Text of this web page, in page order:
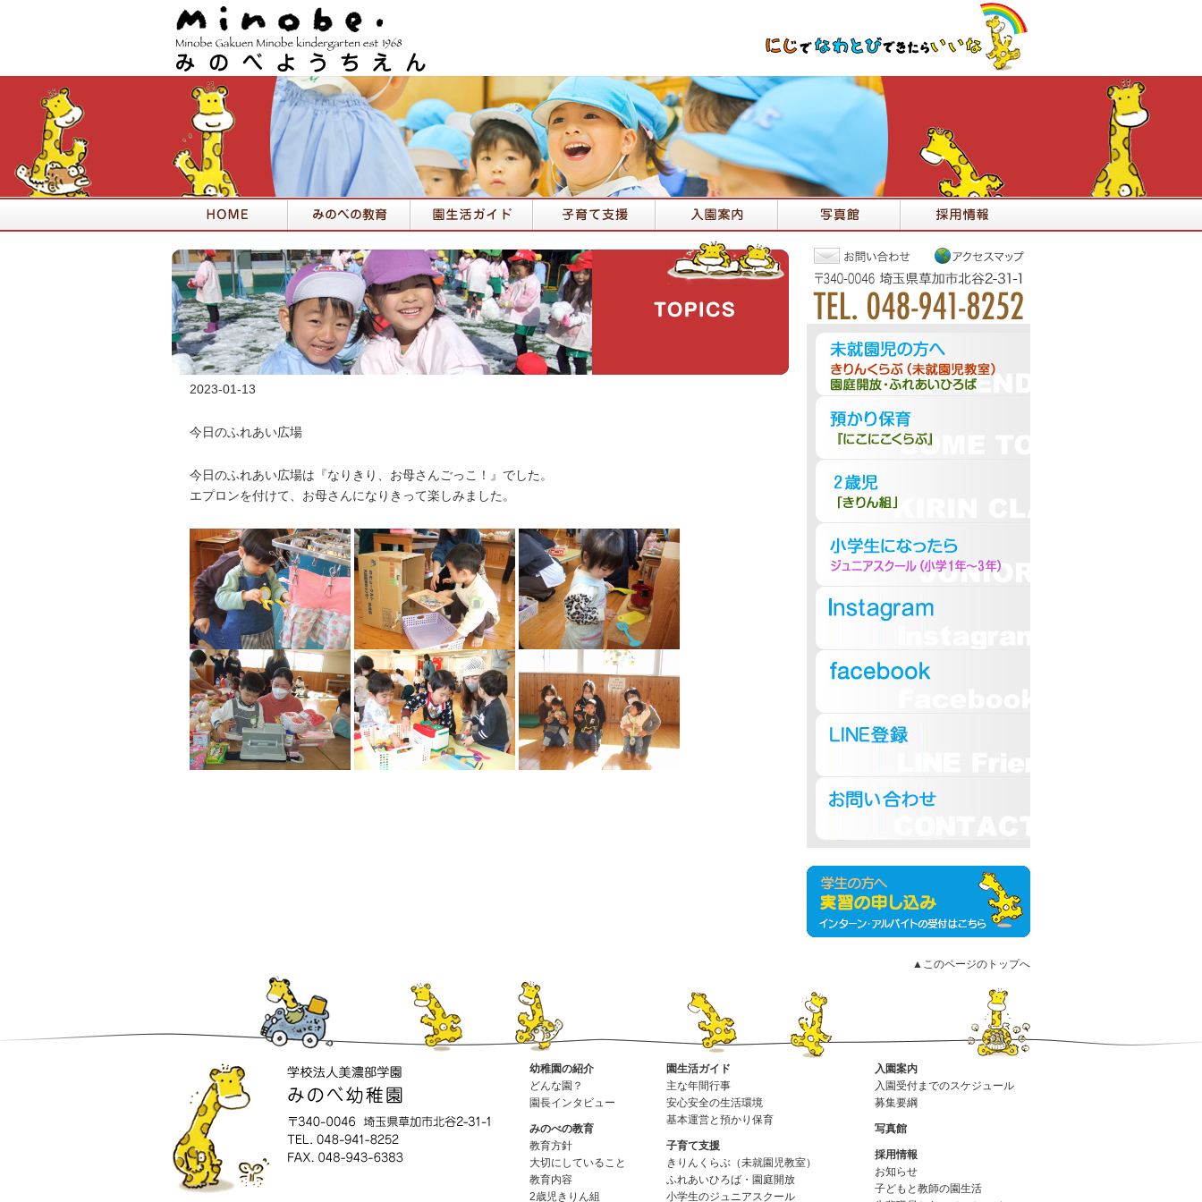
2023-01-13
今日のふれあい広場
今日のふれあい広場は『なりきり、お母さんごっこ！』でした。
エプロンを付けて、お母さんになりきって楽しみました。
▲このページのトップへ
幼稚園の紹介
どんな園？
園長インタビュー
みのべの教育
教育方針
大切にしていること
教育内容
2歳児きりん組
園生活ガイド
主な年間行事
安心安全の生活環境
基本運営と預かり保育
子育て支援
きりんくらぶ（未就園児教室）
ふれあいひろば・園庭開放
小学生のジュニアスクール
入園案内
入園受付までのスケジュール
募集要綱
写真館
採用情報
お知らせ
子どもと教師の園生活